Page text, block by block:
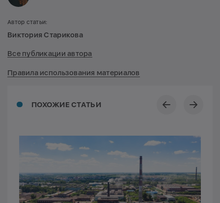
ПОХОЖИЕ СТАТЬИ
Автор статьи:
Виктория Старикова
Все публикации автора
Правила использования материалов